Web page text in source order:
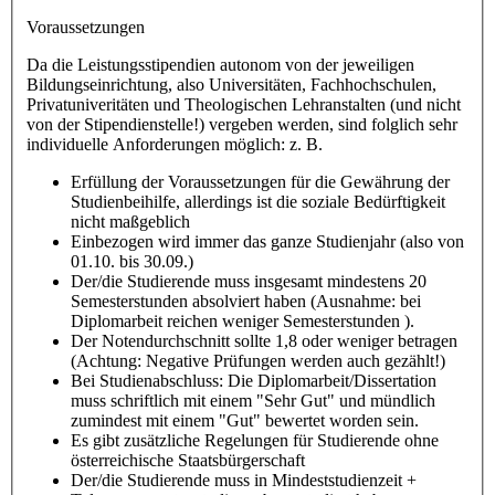
Voraussetzungen
Da die Leistungsstipendien autonom von der jeweiligen
Bildungseinrichtung, also Universitäten, Fachhochschulen,
Privatuniveritäten und Theologischen Lehranstalten (und nicht
von der Stipendienstelle!) vergeben werden, sind folglich sehr
individuelle Anforderungen möglich: z. B.
Erfüllung der Voraussetzungen für die Gewährung der
Studienbeihilfe, allerdings ist die soziale Bedürftigkeit
nicht maßgeblich
Einbezogen wird immer das ganze Studienjahr (also von
01.10. bis 30.09.)
Der/die Studierende muss insgesamt mindestens 20
Semesterstunden absolviert haben (Ausnahme: bei
Diplomarbeit reichen weniger Semesterstunden ).
Der Notendurchschnitt sollte 1,8 oder weniger betragen
(Achtung: Negative Prüfungen werden auch gezählt!)
Bei Studienabschluss: Die Diplomarbeit/Dissertation
muss schriftlich mit einem "Sehr Gut" und mündlich
zumindest mit einem "Gut" bewertet worden sein.
Es gibt zusätzliche Regelungen für Studierende ohne
österreichische Staatsbürgerschaft
Der/die Studierende muss in Mindeststudienzeit +